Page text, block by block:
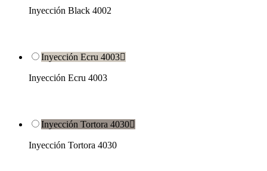
Inyección Black 4002
Inyección Ecru 4003
Inyección Ecru 4003
Inyección Tortora 4030
Inyección Tortora 4030